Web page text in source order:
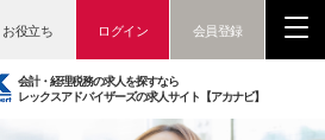
お役立ち ログイン 会員登録
会計・経理税務の求人を探すなら
レックスアドバイザーズの求人サイト【アカナビ】